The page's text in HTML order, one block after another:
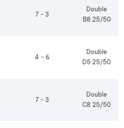
7 - 3
Double
B8 25/50
4 - 6
Double
D5 25/50
7 - 3
Double
C8 25/50